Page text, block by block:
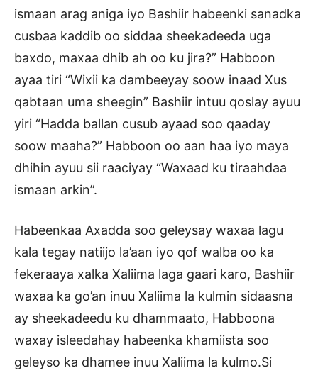
ismaan arag aniga iyo Bashiir habeenki sanadka
cusbaa kaddib oo siddaa sheekadeeda uga
baxdo, maxaa dhib ah oo ku jira?” Habboon
ayaa tiri “Wixii ka dambeeyay soow inaad Xus
qabtaan uma sheegin” Bashiir intuu qoslay ayuu
yiri “Hadda ballan cusub ayaad soo qaaday
soow maaha?” Habboon oo aan haa iyo maya
dhihin ayuu sii raaciyay “Waxaad ku tiraahdaa
ismaan arkin”.
Habeenkaa Axadda soo geleysay waxaa lagu
kala tegay natiijo la’aan iyo qof walba oo ka
fekeraaya xalka Xaliima laga gaari karo, Bashiir
waxaa ka go’an inuu Xaliima la kulmin sidaasna
ay sheekadeedu ku dhammaato, Habboona
waxay isleedahay habeenka khamiista soo
geleyso ka dhamee inuu Xaliima la kulmo.Si